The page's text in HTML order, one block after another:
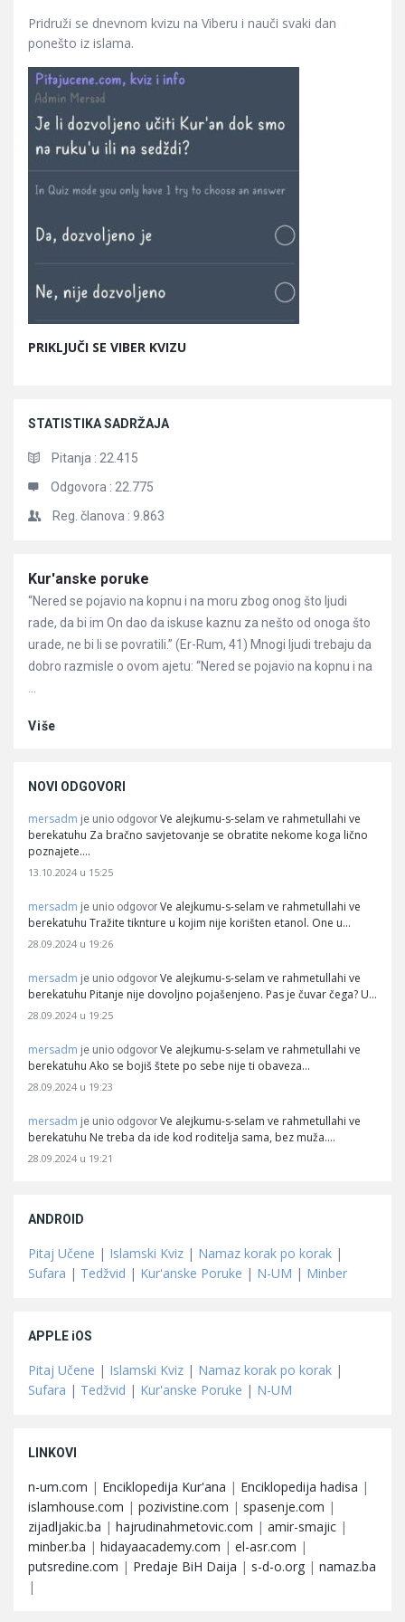
Pridruži se dnevnom kvizu na Viberu i nauči svaki dan
ponešto iz islama.
PRIKLJUČI SE VIBER KVIZU
STATISTIKA SADRŽAJA
Pitanja : 22.415
Odgovora : 22.775
Reg. članova : 9.863
Članci
Kur'anske poruke
“Nered se pojavio na kopnu i na moru zbog onog što ljudi
rade, da bi im On dao da iskuse kaznu za nešto od onoga što
urade, ne bi li se povratili.” (Er-Rum, 41) Mnogi ljudi trebaju da
dobro razmisle o ovom ajetu: “Nered se pojavio na kopnu i na
Više
NOVI ODGOVORI
mersadm je unio odgovor Ve alejkumu-s-selam ve rahmetullahi ve
berekatuhu Za bračno savjetovanje se obratite nekome koga lično
poznajete.…
13.10.2024 u 15:25
mersadm je unio odgovor Ve alejkumu-s-selam ve rahmetullahi ve
berekatuhu Tražite tiknture u kojim nije korišten etanol. One u…
28.09.2024 u 19:26
mersadm je unio odgovor Ve alejkumu-s-selam ve rahmetullahi ve
berekatuhu Pitanje nije dovoljno pojašenjeno. Pas je čuvar čega? U…
28.09.2024 u 19:25
mersadm je unio odgovor Ve alejkumu-s-selam ve rahmetullahi ve
berekatuhu Ako se bojiš štete po sebe nije ti obaveza…
28.09.2024 u 19:23
mersadm je unio odgovor Ve alejkumu-s-selam ve rahmetullahi ve
berekatuhu Ne treba da ide kod roditelja sama, bez muža.…
28.09.2024 u 19:21
ANDROID
Pitaj Učene | Islamski Kviz | Namaz korak po korak |
Sufara | Tedžvid | Kur'anske Poruke | N-UM | Minber
APPLE iOS
Pitaj Učene | Islamski Kviz | Namaz korak po korak |
Sufara | Tedžvid | Kur'anske Poruke | N-UM
LINKOVI
n-um.com | Enciklopedija Kur'ana | Enciklopedija hadisa |
islamhouse.com | pozivistine.com | spasenje.com |
zijadljakic.ba | hajrudinahmetovic.com | amir-smajic |
minber.ba | hidayaacademy.com | el-asr.com |
putsredine.com | Predaje BiH Daija | s-d-o.org | namaz.ba
|